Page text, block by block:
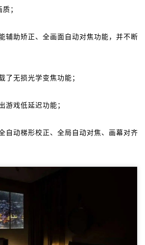
；
辅助矫正、全画面自动对焦功能，并不断
了无损光学变焦功能；
游戏低延迟功能；
自动梯形校正、全局自动对焦、画幕对齐